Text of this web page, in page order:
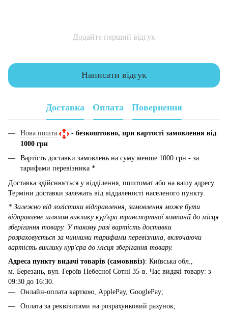
Додайте перший відгук
Написати відгук
Доставка Оплата Повернення
Нова пошта - безкоштовно, при вартості замовлення від
1000 грн
Вартість доставки замовлень на суму менше 1000 грн - за
тарифами перевізника *
Доставка здійснюється у відділення, поштомат або на вашу адресу.
Терміни доставки залежать від віддаленості населеного пункту.
* Залежно від логістики відправлення, замовлення може бути
відправлене шляхом виклику кур'єра транспортної компанії до місця
зберігання товару. У такому разі вартість доставки
розраховується за чинними тарифами перевізника, включаючи
вартість виклику кур'єра до місця зберігання товару.
Адреса пункту видачі товарів (самовивіз): Київська обл.,
м. Березань, вул. Героїв Небесної Сотні 35-в. Час видачі товару: з
09:30 до 16:30.
Онлайн-оплата карткою, ApplePay, GooglePay;
Оплата за реквізитами на розрахунковий рахунок;